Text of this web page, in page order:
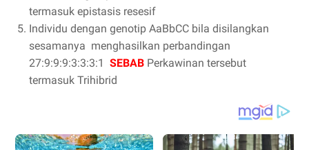
termasuk epistasis resesif
Individu dengan genotip AaBbCC bila disilangkan
sesamanya menghasilkan perbandingan
27:9:9:9:3:3:3:1 SEBAB Perkawinan tersebut
termasuk Trihibrid